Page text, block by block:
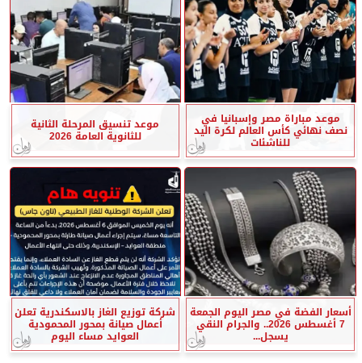
موعد مباراة مصر وإسبانيا في
نصف نهائي كأس العالم لكرة اليد
للناشئات
موعد تنسيق المرحلة الثانية
للثانوية العامة 2026
أسعار الفضة في مصر اليوم الجمعة
7 أغسطس 2026.. والجرام النقي
يسجل...
شركة توزيع الغاز بالاسكندرية تعلن
أعمال صيانة بمحور المحمودية
العوايد مساء اليوم